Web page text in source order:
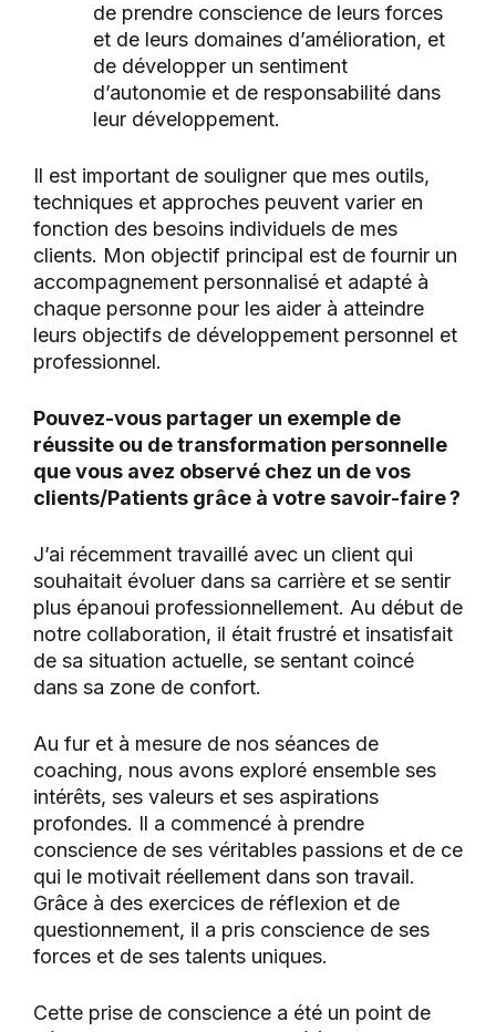
de prendre conscience de leurs forces
et de leurs domaines d’amélioration, et
de développer un sentiment
d’autonomie et de responsabilité dans
leur développement.
Il est important de souligner que mes outils,
techniques et approches peuvent varier en
fonction des besoins individuels de mes
clients. Mon objectif principal est de fournir un
accompagnement personnalisé et adapté à
chaque personne pour les aider à atteindre
leurs objectifs de développement personnel et
professionnel.
Pouvez-vous partager un exemple de
réussite ou de transformation personnelle
que vous avez observé chez un de vos
clients/Patients grâce à votre savoir-faire ?
J’ai récemment travaillé avec un client qui
souhaitait évoluer dans sa carrière et se sentir
plus épanoui professionnellement. Au début de
notre collaboration, il était frustré et insatisfait
de sa situation actuelle, se sentant coincé
dans sa zone de confort.
Au fur et à mesure de nos séances de
coaching, nous avons exploré ensemble ses
intérêts, ses valeurs et ses aspirations
profondes. Il a commencé à prendre
conscience de ses véritables passions et de ce
qui le motivait réellement dans son travail.
Grâce à des exercices de réflexion et de
questionnement, il a pris conscience de ses
forces et de ses talents uniques.
Cette prise de conscience a été un point de